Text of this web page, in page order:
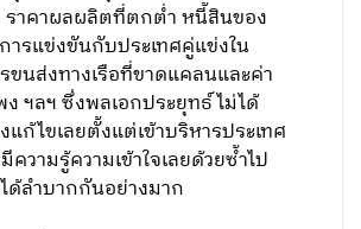
าคาผลผลิตที่ตกต่ำ หนี้สินของ
ารแข่งขันกับประเทศคู่แข่งใน
ขนส่งทางเรือที่ขาดแคลนและค่า
ง ฯลฯ ซึ่งพลเอกประยุทธ์ ไม่ได้
แก้ไขเลยตั้งแต่เข้าบริหารประเทศ
ความรู้ความเข้าใจเลยด้วยซ้ำไป
ด้ลำบากกันอย่างมาก